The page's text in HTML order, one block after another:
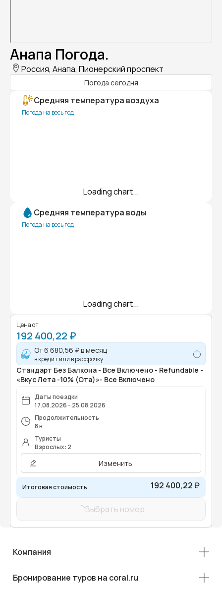
Анапа Погода.
Россия, Анапа, Пионерский проспект
Погода сегодня
Средняя температура воздуха
Погода на весь год
Loading chart...
Средняя температура воды
Погода на весь год
Loading chart...
Цена от
192 400,22 ₽
От6 680,56 ₽в месяц
в кредит или в рассрочку
Стандарт Без Балкона - Все Включено - Refundable -
«Вкус Лета -10% (Ота)»- Все Включено
Даты поездки
17.08.2026 - 25.08.2026
Продолжительность
8 н
Туристы
Взрослых: 2
Изменить
Итоговая стоимость 192 400,22 ₽
Выбрать номер
Компания
Бронирование туров на coral.ru